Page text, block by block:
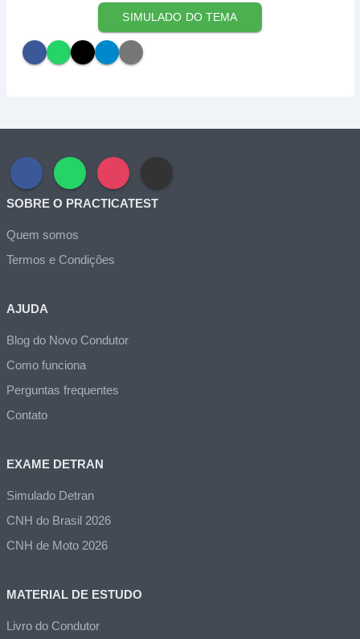
SIMULADO DO TEMA
SOBRE O PRACTICATEST
Quem somos
Termos e Condições
AJUDA
Blog do Novo Condutor
Como funciona
Perguntas frequentes
Contato
EXAME DETRAN
Simulado Detran
CNH do Brasil 2026
CNH de Moto 2026
MATERIAL DE ESTUDO
Livro do Condutor